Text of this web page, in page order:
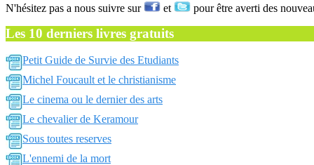
N'hésitez pas a nous suivre sur et pour être averti des
Les 10 derniers livres gratuits
Petit Guide de Survie des Etudiants
Michel Foucault et le christianisme
Le cinema ou le dernier des arts
Le chevalier de Keramour
Sous toutes reserves
L'ennemi de la mort